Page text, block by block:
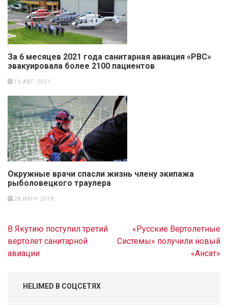
За 6 месяцев 2021 года санитарная авиация «РВС»
эвакуировала более 2100 пациентов
19 АВГ 2021
Окружные врачи спасли жизнь члену экипажа
рыболовецкого траулера
28 ИЮН 2018
Навигация
по
записям
В Якутию поступил третий
вертолет санитарной
авиации
«Русские Вертолетные
Системы» получили новый
«Ансат»
HELIMED В СОЦСЕТЯХ